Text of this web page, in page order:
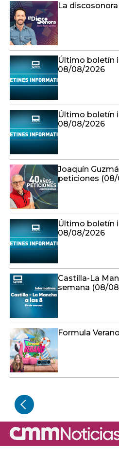
La
Último boletín
08/08/2026
Último boletín
08/08/2026
Joaquín
peticiones
Último boletín
08/08/2026
Castilla-La
semana (08/
Formula